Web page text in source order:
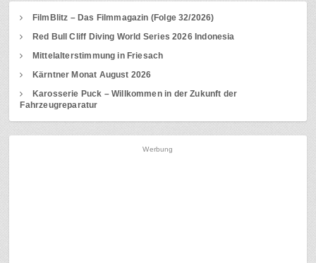
FilmBlitz – Das Filmmagazin (Folge 32/2026)
Red Bull Cliff Diving World Series 2026 Indonesia
Mittelalterstimmung in Friesach
Kärntner Monat August 2026
Karosserie Puck – Willkommen in der Zukunft der
Fahrzeugreparatur
Werbung